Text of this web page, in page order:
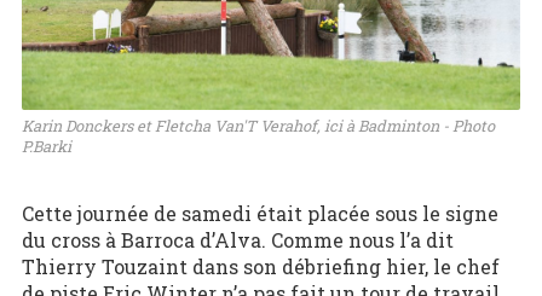
Karin Donckers et Fletcha Van'T Verahof, ici à Badminton - Photo
P.Barki
Cette journée de samedi était placée sous le signe
du cross à Barroca d’Alva. Comme nous l’a dit
Thierry Touzaint dans son débriefing hier, le chef